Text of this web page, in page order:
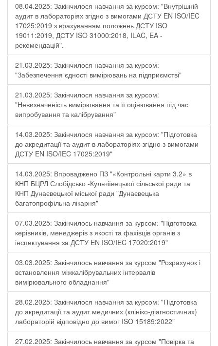
08.04.2025: Закінчилося навчання за курсом: "Внутрішній
аудит в лабораторіях згідно з вимогами ДСТУ EN ISO/IEC
17025:2019 з врахуванням положень ДСТУ ISO
19011:2019, ДСТУ ISO 31000:2018, ILAC, EA -
рекомендацій".
21.03.2025: Закінчилося навчання за курсом:
"Забезпечення єдності вимірювань на підприємстві"
21.03.2025: Закінчилося навчання за курсом:
"Невизначеність вимірювання та її оцінювання під час
випробування та калібрування"
14.03.2025: Закінчилося навчання за курсом: "Підготовка
до акредитації та аудит в лабораторіях згідно з вимогами
ДСТУ EN ISO/IEC 17025:2019"
14.03.2025: Впроваджено ПЗ "«Контрольні карти 3.2» в
КНП БЦРЛ Слобідсько -Кульчіївецької сільської ради та
КНП Дунаєвецької міської ради "Дунаєвецька
багатопрофільна лікарня"
07.03.2025: Закінчилось навчання за курсом: "Підготовка
керівників, менеджерів з якості та фахівців органів з
інспектування за ДСТУ EN ISO/IEC 17020:2019"
03.03.2025: Закінчилось навчання за курсом "Розрахунок і
встановлення міжкалібрувальних інтервалів
вимірювального обладнання"
28.02.2025: Закінчилося навчання за курсом: "Підготовка
до акредитації та аудит медичних (клініко-діагностичних)
лабораторій відповідно до вимог ISO 15189:2022"
27.02.2025: Закінчилось навчання за курсом "Повірка та